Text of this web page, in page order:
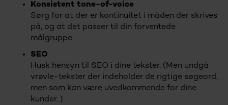
Konsistent tone-of-voice
Sørg for at der er kontinuitet i måden der skrives
på, og at det passer til din forventede
målgruppe.
SEO
Husk hensyn til SEO i dine tekster. (Men undgå
vrøvle-tekster der indeholder de rigtige søgeord,
men som kan være uvedkommende for dine
kunder. )